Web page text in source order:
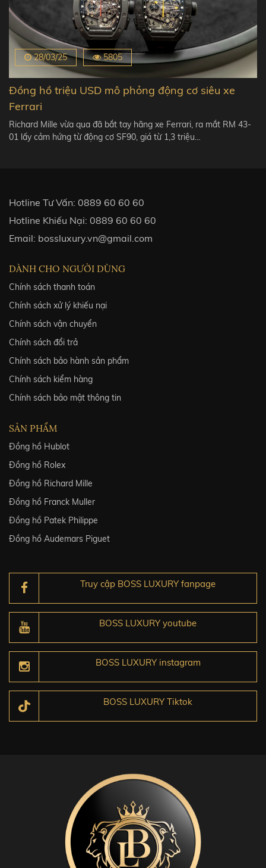
28/03/25 5805
Đồng hồ triệu USD mô phỏng động cơ siêu xe
Ferrari
Richard Mille vừa qua đã bắt tay hãng xe Ferrari, ra mắt RM 43-
01 lấy cảm hứng từ động cơ SF90, giá từ 1,3 triệu…
Hotline Tư Vấn: 0889 60 60 60
Hotline Khiếu Nại: 0889 60 60 60
Email: bossluxury.vn@gmail.com
DÀNH CHO NGƯỜI DÙNG
Chính sách thanh toán
Chính sách xử lý khiếu nại
Chính sách vận chuyển
Chính sách đổi trả
Chính sách bảo hành sản phẩm
Chính sách kiểm hàng
Chính sách bảo mật thông tin
SẢN PHẨM
Đồng hồ Hublot
Đồng hồ Rolex
Đồng hồ Richard Mille
Đồng hồ Franck Muller
Đồng hồ Patek Philippe
Đồng hồ Audemars Piguet
Truy cập BOSS LUXURY fanpage
BOSS LUXURY youtube
BOSS LUXURY instagram
BOSS LUXURY Tiktok